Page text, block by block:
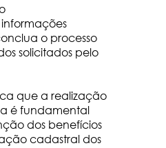
o processo
solicitados pelo
que a realização
é fundamental
dos benefícios
cadastral dos